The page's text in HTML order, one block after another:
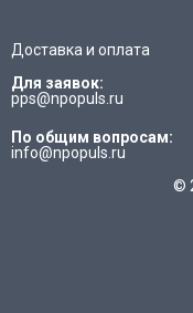
Доставка и оплата
Для заявок:
pps@npopuls.ru
По общим вопросам:
info@npopuls.ru
©